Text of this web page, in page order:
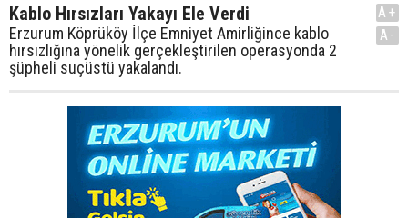
Kablo Hırsızları Yakayı Ele Verdi
Erzurum Köprüköy İlçe Emniyet Amirliğince kablo
hırsızlığına yönelik gerçekleştirilen operasyonda 2
şüpheli suçüstü yakalandı.
A+
A-